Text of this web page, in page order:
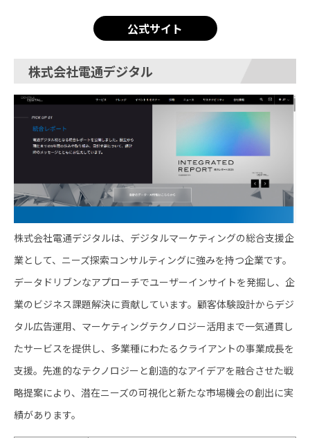
公式サイト
株式会社電通デジタル
株式会社電通デジタルは、デジタルマーケティングの総合支援企
業として、ニーズ探索コンサルティングに強みを持つ企業です。
データドリブンなアプローチでユーザーインサイトを発掘し、企
業のビジネス課題解決に貢献しています。顧客体験設計からデジ
タル広告運用、マーケティングテクノロジー活用まで一気通貫し
たサービスを提供し、多業種にわたるクライアントの事業成長を
支援。先進的なテクノロジーと創造的なアイデアを融合させた戦
略提案により、潜在ニーズの可視化と新たな市場機会の創出に実
績があります。